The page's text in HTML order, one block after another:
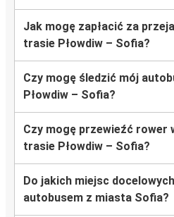
Jak mogę zapłacić za
trasie Płowdiw – Sofia?
Czy mogę śledzić mój
Płowdiw – Sofia?
Czy mogę przewieźć rower
trasie Płowdiw – Sofia?
Do jakich miejsc
autobusem z miasta Sofia?